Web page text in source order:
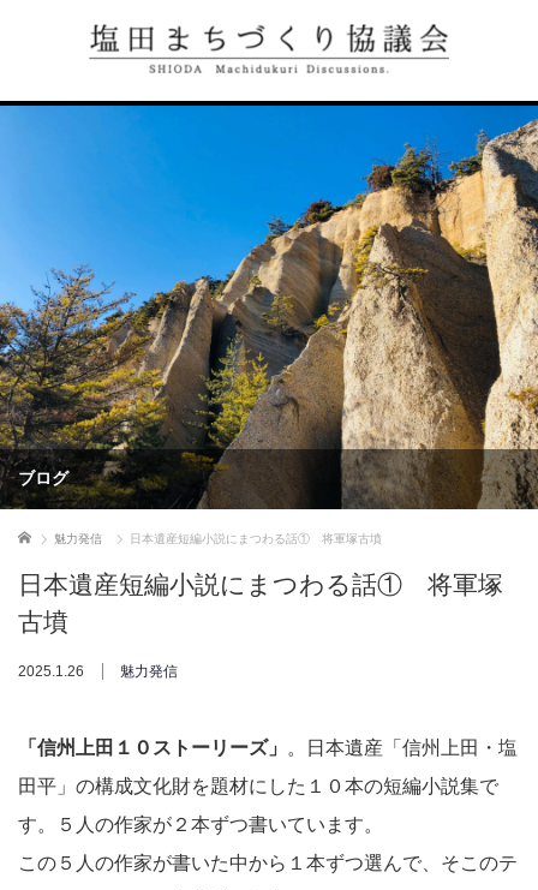
ブログ
ホーム 魅力発信 日本遺産短編小説にまつわる話① 将軍塚古墳
日本遺産短編小説にまつわる話① 将軍塚
古墳
2025.1.26 魅力発信
「信州上田１０ストーリーズ」
。日本遺産「信州上田・塩
田平」の構成文化財を題材にした１０本の短編小説集で
す。５人の作家が２本ずつ書いています。
この５人の作家が書いた中から１本ずつ選んで、そこのテ